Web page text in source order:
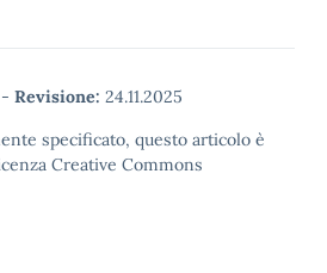
- Revisione: 24.11.2025
specificato, questo articolo è
Creative Commons